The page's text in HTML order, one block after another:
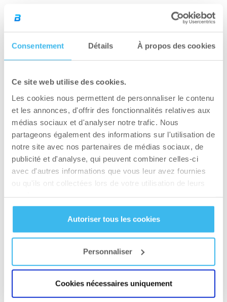
Consentement Détails À propos des cookies
Ce site web utilise des cookies.
Les cookies nous permettent de personnaliser le contenu
et les annonces, d'offrir des fonctionnalités relatives aux
médias sociaux et d'analyser notre trafic. Nous
partageons également des informations sur l'utilisation de
notre site avec nos partenaires de médias sociaux, de
publicité et d'analyse, qui peuvent combiner celles-ci
avec d'autres informations que vous leur avez fournies
ou qu'ils ont collectées lors de votre utilisation de leurs
Autoriser tous les cookies
Personnaliser
Cookies nécessaires uniquement
Rangée d’haltères à un bras ou rangée d’haltères
courbées:
utiliser comme un banc de gym pour vous
soutenir (p.ex.: un canapé ou une table basse
robuste), mettez votre genou gauche et votre
bras gauche étendu dessus. Prenez un
haltère/une bouteille d’eau minérale/un poids
facile à prendre dans votre main droite, et
gardez votre dos horizontal et droit. Tirez votre
coude droit sur votre côté, juste à côté de votre
corps, en fermant vos omoplates. Assurez-vous
faites pas pivoter le haut du corps). Faire 4 x 15
répétitions des deux côtés. Si vous n’avez pas
une telle surface, prenez une position de largeur
d’épaule, penchez-vous en avant avec votre dos
droit et tirez vos deux coudes recourbés en
fermant vos omoplates: 4 x 15 répétitions.